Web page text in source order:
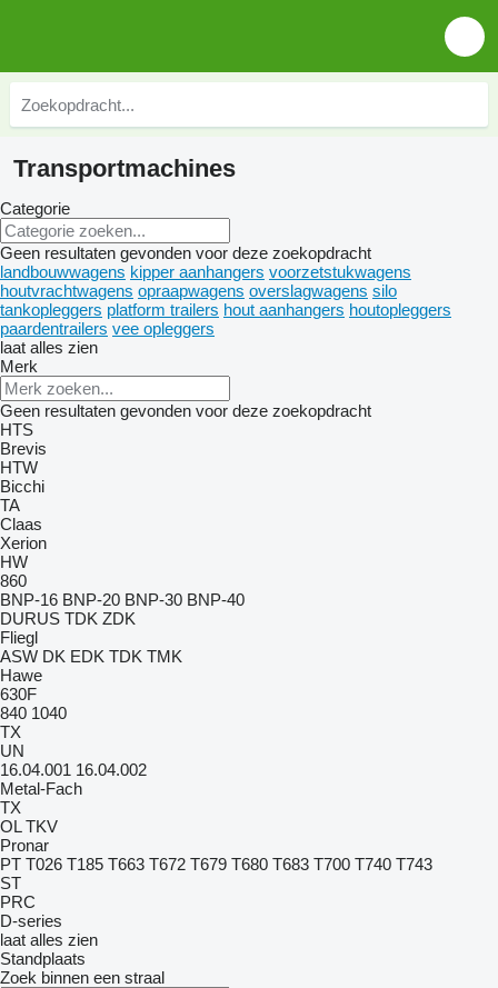
Transportmachines
Categorie
Geen resultaten gevonden voor deze zoekopdracht
landbouwwagens kipper aanhangers voorzetstukwagens
houtvrachtwagens opraapwagens overslagwagens silo
tankopleggers platform trailers hout aanhangers houtopleggers
paardentrailers vee opleggers
laat alles zien
Merk
Geen resultaten gevonden voor deze zoekopdracht
HTS
Brevis
HTW
Bicchi
TA
Claas
Xerion
HW
860
BNP-16 BNP-20 BNP-30 BNP-40
DURUS TDK ZDK
Fliegl
ASW DK EDK TDK TMK
Hawe
630F
840 1040
TX
UN
16.04.001 16.04.002
Metal-Fach
TX
OL TKV
Pronar
PT T026 T185 T663 T672 T679 T680 T683 T700 T740 T743
ST
PRC
D-series
laat alles zien
Standplaats
Zoek binnen een straal